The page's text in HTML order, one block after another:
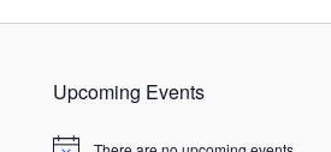
Upcoming Events